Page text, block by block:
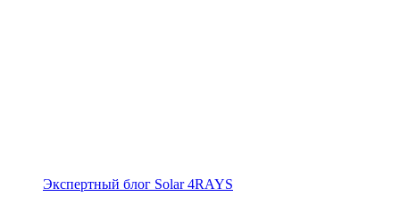
Экспертный блог Solar 4RAYS